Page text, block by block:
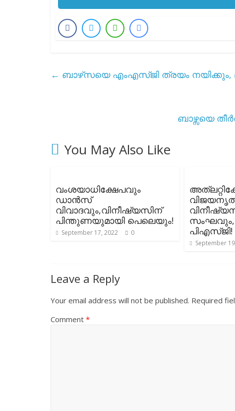
← ബാഴ്‌സയെ എംഎസ്ജി ത്രയം നയിക്കും,
ബാഴ്സയെ
You May Also Like
വംശയാധിക്ഷേപവും
ഡാൻസ്
വിവാദവും,വിനീഷ്യസിന്
പിന്തുണയുമായി പെലെയും!
September 17, 2022 0
പിഎസ്ജി!
September
Leave a Reply
Your email address will not be published. Required
Comment *